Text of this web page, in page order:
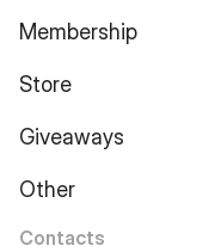
Membership
Store
Giveaways
Other
Contacts